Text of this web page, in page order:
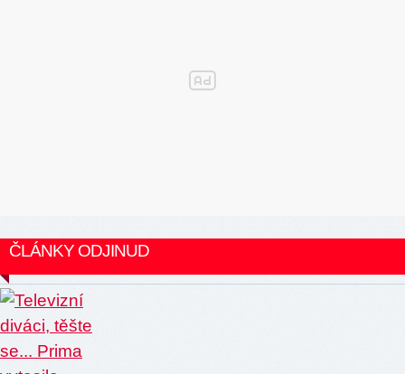
ČLÁNKY ODJINUD